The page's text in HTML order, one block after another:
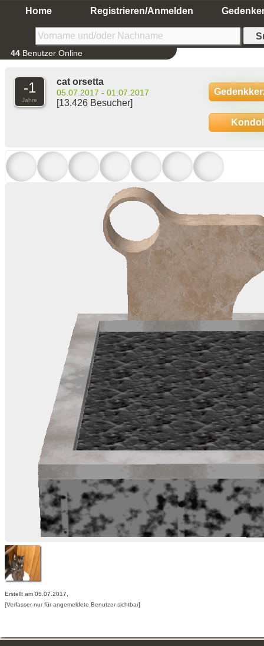
Home Registrieren/Anmelden
44 Benutzer Online
-1
Jahre
cat orsetta
05.07.2017 - 01.07.2017
[13.426 Besucher]
Erstellt am 05.07.2017,
[Verfasser nur für angemeldete Benutzer sichtbar]